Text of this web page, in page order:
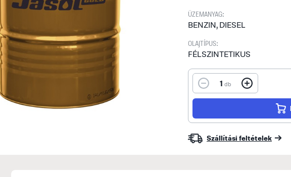
ÜZEMANYAG:
BENZIN, DIESEL
OLAJTÍPUS:
FÉLSZINTETIKUS
1 db
Szállítási feltételek